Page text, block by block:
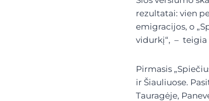
rezultatai: vien
emigracijos, o
vidurkį“, – teigia
Pirmasis
ir Šiauliuose.
Tauragėje,